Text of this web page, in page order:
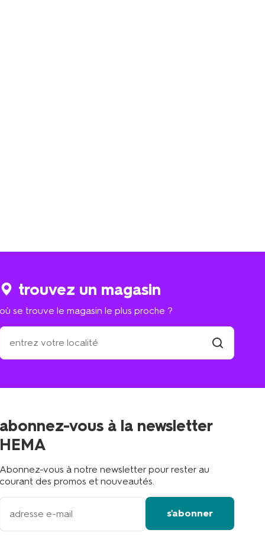
trouvez un magasin
où se trouve le magasin le plus proche ?
où
trouve
?
trouver
abonnez-vous à la newsletter
HEMA
Abonnez-vous à notre newsletter pour rester au
courant des promos et nouveautés.
votre
adresse
s'abonner